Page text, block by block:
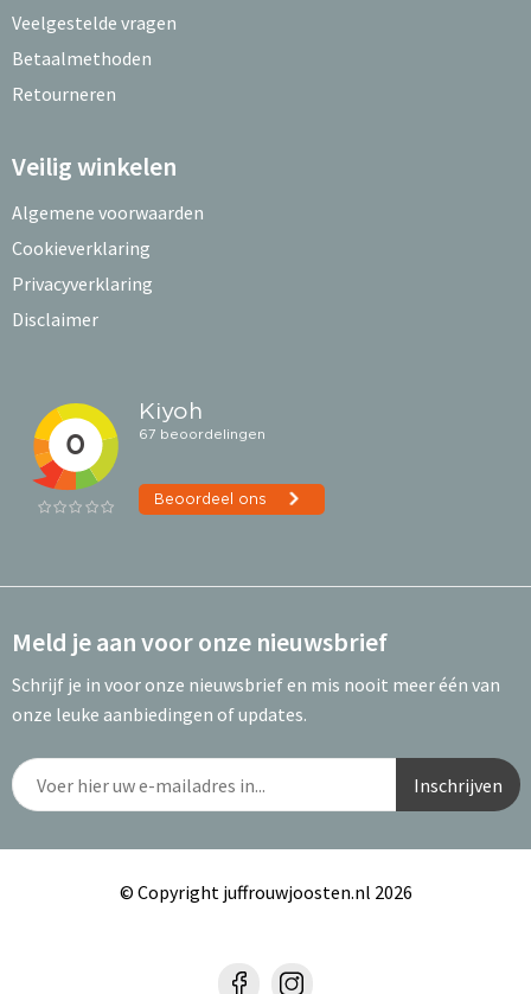
Veelgestelde vragen
Betaalmethoden
Retourneren
Veilig winkelen
Algemene voorwaarden
Cookieverklaring
Privacyverklaring
Disclaimer
Meld je aan voor onze nieuwsbrief
Schrijf je in voor onze nieuwsbrief en mis nooit meer één van
onze leuke aanbiedingen of updates.
© Copyright juffrouwjoosten.nl 2026